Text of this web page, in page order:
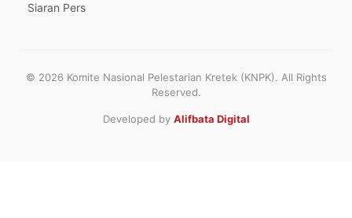
Siaran Pers
© 2026 Komite Nasional Pelestarian Kretek (KNPK). All Rights
Reserved.
Developed by Alifbata Digital